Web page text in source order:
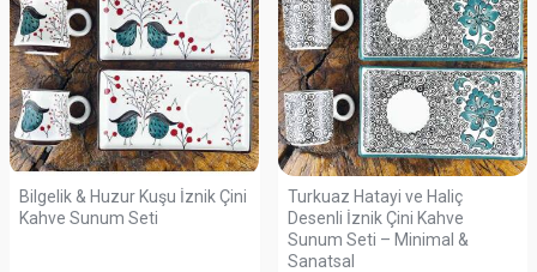
Bilgelik & Huzur Kuşu İznik Çini
Kahve Sunum Seti
Turkuaz Hatayi ve Haliç
Desenli İznik Çini Kahve
Sunum Seti – Minimal &
Sanatsal